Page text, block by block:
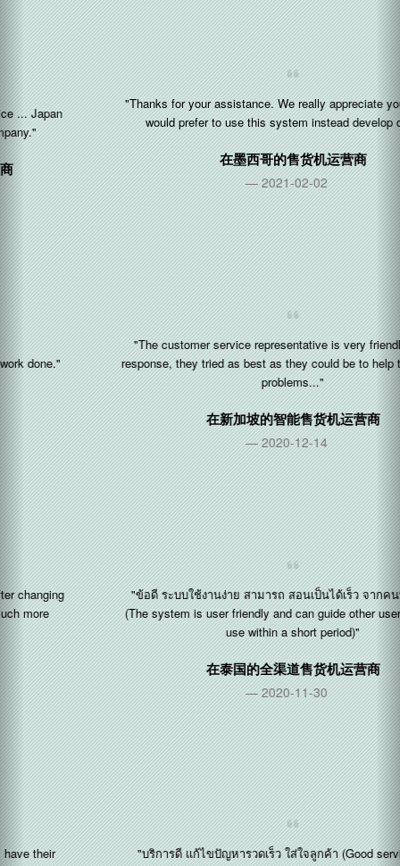
"Thanks for your assistance. We really appreciate your work. We
would prefer to use this system instead develop our own"
在墨西哥的售货机运营商
2021-02-02
"The customer service representative is very friendly and fast
response, they tried as best as they could be to help to solves the
problems..."
在新加坡的智能售货机运营商
2020-12-14
"ข้อดี ระบบใช้งานง่าย สามารถ สอนเป็นได้เร็ว จากคนที่เป็นอยู่แล้
(The system is user friendly and can guide other users on how to
use within a short period)"
在泰国的全渠道售货机运营商
2020-11-30
"บริการดี แก้ไขปัญหารวดเร็ว ใส่ใจลูกค้า (Good service, quick